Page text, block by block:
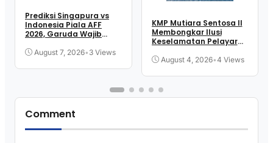
Prediksi Singapura vs
Indonesia Piala AFF
2026, Garuda Wajib
August 7, 2026• 3 Views
KMP Mutiara Sentosa II
Membongkar Ilusi
Keselamatan Pelayaran
August 4, 2026•4 Views
Comment